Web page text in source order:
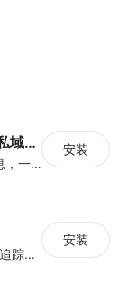
SaleSmartly ：独立站全渠道私域神器
聚合WS/FB/TK/TG等海外社媒消息，一站式集中管理，集成客户管理（SCRM）、多语言实时翻译及智能群发功能，助力独立站卖家高效协同跨境沟通。
安装
自定义代码嵌入管理，支持多渠道追踪与营销活动配置
安装